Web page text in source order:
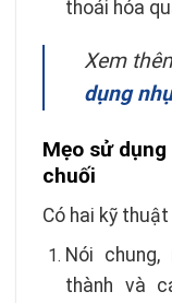
thoái hóa
Xem
dụng
Mẹo sử
chuối
Có hai kỹ
Nói
thành và